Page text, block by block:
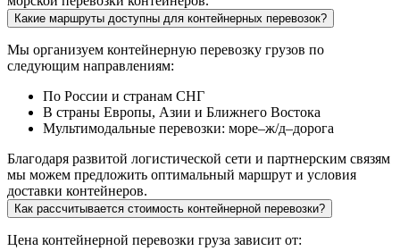
Какие маршруты доступны для контейнерных перевозок?
Мы организуем контейнерную перевозку грузов по
следующим направлениям:
По России и странам СНГ
В страны Европы, Азии и Ближнего Востока
Мультимодальные перевозки: море–ж/д–дорога
Благодаря развитой логистической сети и партнерским связям
мы можем предложить оптимальный маршрут и условия
доставки контейнеров.
Как рассчитывается стоимость контейнерной перевозки?
Цена контейнерной перевозки груза зависит от: